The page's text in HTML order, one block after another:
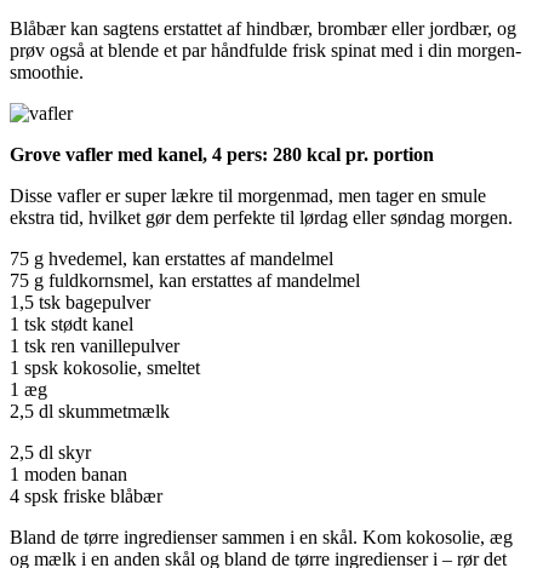
Blåbær kan sagtens erstattet af hindbær, brombær eller jordbær, og
prøv også at blende et par håndfulde frisk spinat med i din morgen-
smoothie.
Grove vafler med kanel, 4 pers: 280 kcal pr. portion
Disse vafler er super lækre til morgenmad, men tager en smule
ekstra tid, hvilket gør dem perfekte til lørdag eller søndag morgen.
75 g hvedemel, kan erstattes af mandelmel
75 g fuldkornsmel, kan erstattes af mandelmel
1,5 tsk bagepulver
1 tsk stødt kanel
1 tsk ren vanillepulver
1 spsk kokosolie, smeltet
1 æg
2,5 dl skummetmælk
2,5 dl skyr
1 moden banan
4 spsk friske blåbær
Bland de tørre ingredienser sammen i en skål. Kom kokosolie, æg
og mælk i en anden skål og bland de tørre ingredienser i – rør det